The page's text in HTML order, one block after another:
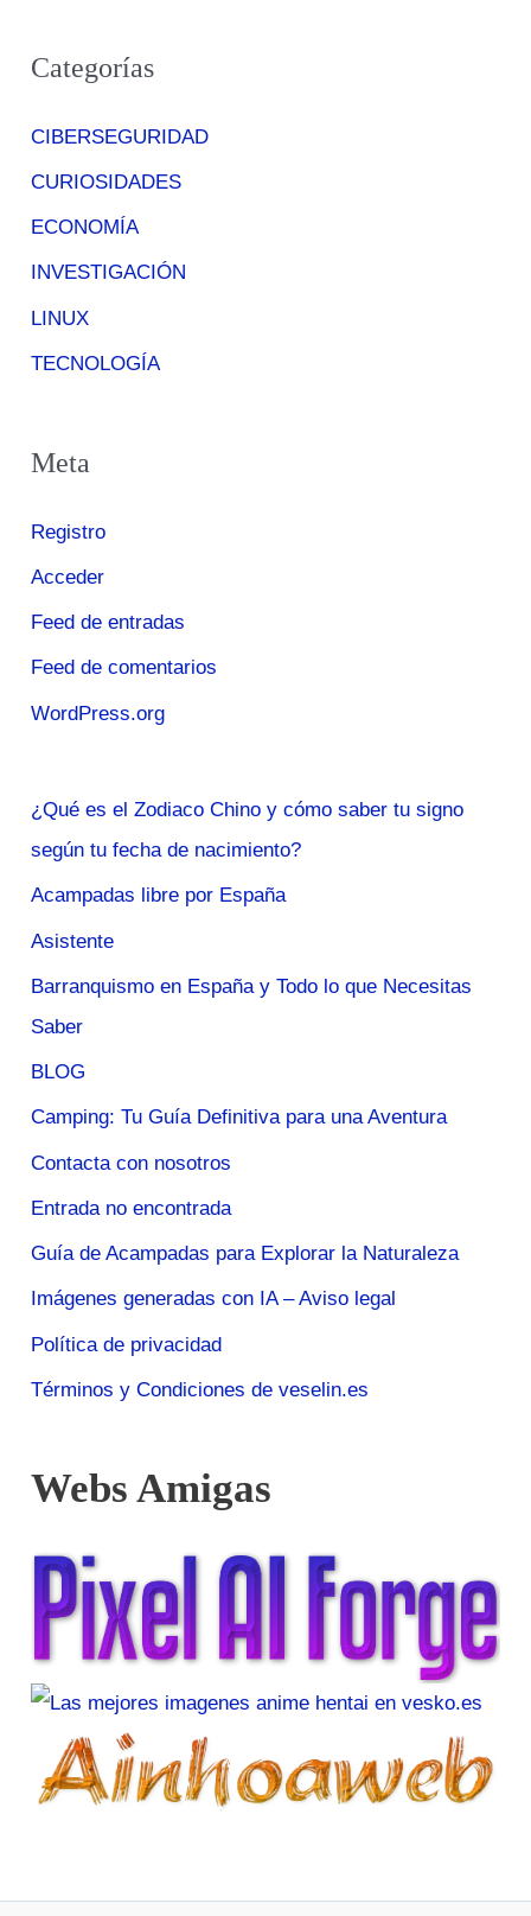
Categorías
CIBERSEGURIDAD
CURIOSIDADES
ECONOMÍA
INVESTIGACIÓN
LINUX
TECNOLOGÍA
Meta
Registro
Acceder
Feed de entradas
Feed de comentarios
WordPress.org
¿Qué es el Zodiaco Chino y cómo saber tu signo
según tu fecha de nacimiento?
Acampadas libre por España
Asistente
Barranquismo en España y Todo lo que Necesitas
Saber
BLOG
Camping: Tu Guía Definitiva para una Aventura
Contacta con nosotros
Entrada no encontrada
Guía de Acampadas para Explorar la Naturaleza
Imágenes generadas con IA – Aviso legal
Política de privacidad
Términos y Condiciones de veselin.es
Webs Amigas